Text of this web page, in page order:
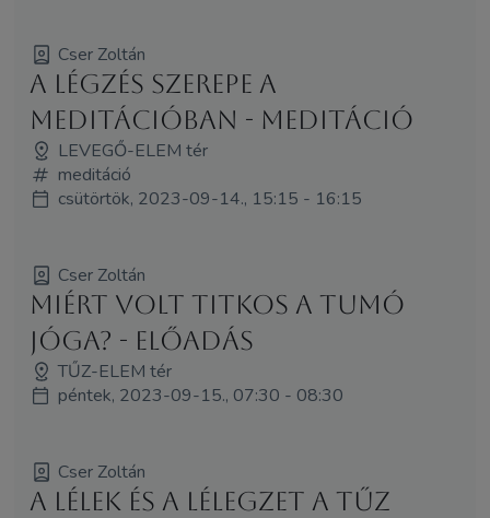
Cser Zoltán
A légzés szerepe a
meditációban - MEDITÁCIÓ
LEVEGŐ-ELEM tér
meditáció
csütörtök, 2023-09-14., 15:15 - 16:15
Cser Zoltán
Miért volt titkos a Tumó
jóga? - ELŐADÁS
TŰZ-ELEM tér
péntek, 2023-09-15., 07:30 - 08:30
Cser Zoltán
A Lélek és a lélegzet a tűz